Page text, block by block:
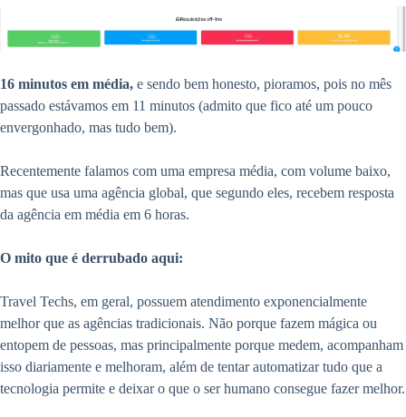
16 minutos em média, e sendo bem honesto, pioramos, pois no mês
passado estávamos em 11 minutos (admito que fico até um pouco
envergonhado, mas tudo bem).
Recentemente falamos com uma empresa média, com volume baixo,
mas que usa uma agência global, que segundo eles, recebem resposta
da agência em média em 6 horas.
O mito que é derrubado aqui:
Travel Techs, em geral, possuem atendimento exponencialmente
melhor que as agências tradicionais. Não porque fazem mágica ou
entopem de pessoas, mas principalmente porque medem, acompanham
isso diariamente e melhoram, além de tentar automatizar tudo que a
tecnologia permite e deixar o que o ser humano consegue fazer melhor.